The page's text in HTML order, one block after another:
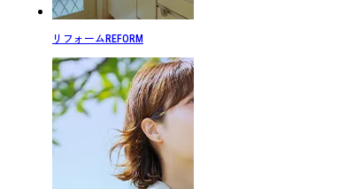
リフォーム REFORM